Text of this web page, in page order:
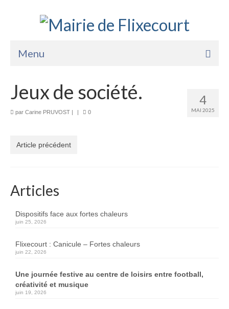
Menu
La Mairie
Services
Sports Loisirs et Culture
4
MAI 2025
Jeux de société.
par Carine PRUVOST | | 0
Article précédent
Articles
Dispositifs face aux fortes chaleurs
juin 25, 2026
Flixecourt : Canicule – Fortes chaleurs
juin 22, 2026
Une journée festive au centre de loisirs entre football,
créativité et musique
juin 19, 2026